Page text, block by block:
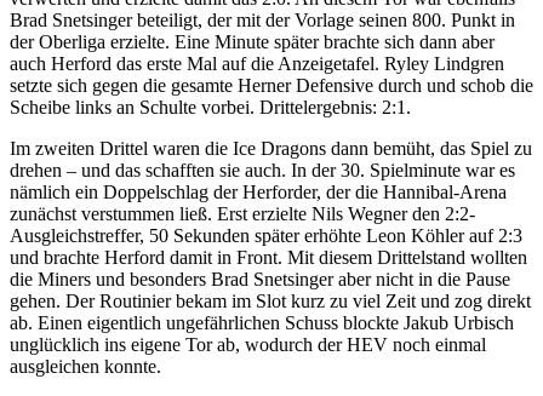
Brad Snetsinger beteiligt, der mit der Vorlage seinen 800. Punkt in
der Oberliga erzielte. Eine Minute später brachte sich dann aber
auch Herford das erste Mal auf die Anzeigetafel. Ryley Lindgren
setzte sich gegen die gesamte Herner Defensive durch und schob die
Scheibe links an Schulte vorbei. Drittelergebnis: 2:1.
Im zweiten Drittel waren die Ice Dragons dann bemüht, das Spiel zu
drehen – und das schafften sie auch. In der 30. Spielminute war es
nämlich ein Doppelschlag der Herforder, der die Hannibal-Arena
zunächst verstummen ließ. Erst erzielte Nils Wegner den 2:2-
Ausgleichstreffer, 50 Sekunden später erhöhte Leon Köhler auf 2:3
und brachte Herford damit in Front. Mit diesem Drittelstand wollten
die Miners und besonders Brad Snetsinger aber nicht in die Pause
gehen. Der Routinier bekam im Slot kurz zu viel Zeit und zog direkt
ab. Einen eigentlich ungefährlichen Schuss blockte Jakub Urbisch
unglücklich ins eigene Tor ab, wodurch der HEV noch einmal
ausgleichen konnte.